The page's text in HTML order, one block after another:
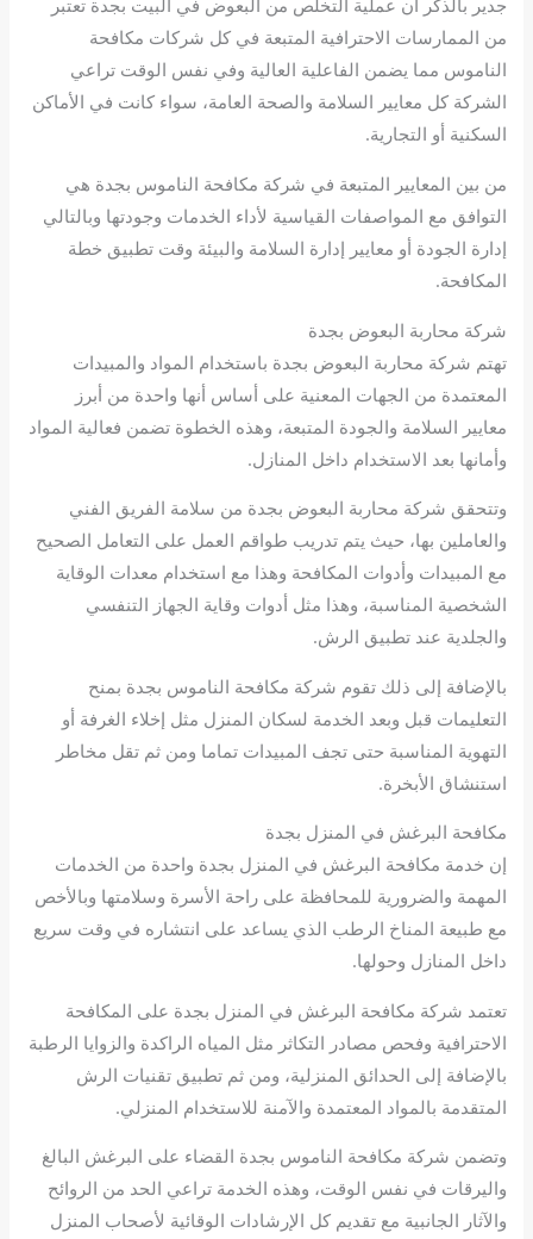
جدير بالذكر أن عملية التخلص من البعوض في البيت بجدة تعتبر
من الممارسات الاحترافية المتبعة في كل شركات مكافحة
الناموس مما يضمن الفاعلية العالية وفي نفس الوقت تراعي
الشركة كل معايير السلامة والصحة العامة، سواء كانت في الأماكن
السكنية أو التجارية.
من بين المعايير المتبعة في شركة مكافحة الناموس بجدة هي
التوافق مع المواصفات القياسية لأداء الخدمات وجودتها وبالتالي
إدارة الجودة أو معايير إدارة السلامة والبيئة وقت تطبيق خطة
المكافحة.
شركة محاربة البعوض بجدة
تهتم شركة محاربة البعوض بجدة باستخدام المواد والمبيدات
المعتمدة من الجهات المعنية على أساس أنها واحدة من أبرز
معايير السلامة والجودة المتبعة، وهذه الخطوة تضمن فعالية المواد
وأمانها بعد الاستخدام داخل المنازل.
وتتحقق شركة محاربة البعوض بجدة من سلامة الفريق الفني
والعاملين بها، حيث يتم تدريب طواقم العمل على التعامل الصحيح
مع المبيدات وأدوات المكافحة وهذا مع استخدام معدات الوقاية
الشخصية المناسبة، وهذا مثل أدوات وقاية الجهاز التنفسي
والجلدية عند تطبيق الرش.
بالإضافة إلى ذلك تقوم شركة مكافحة الناموس بجدة بمنح
التعليمات قبل وبعد الخدمة لسكان المنزل مثل إخلاء الغرفة أو
التهوية المناسبة حتى تجف المبيدات تماما ومن ثم تقل مخاطر
استنشاق الأبخرة.
مكافحة البرغش في المنزل بجدة
إن خدمة مكافحة البرغش في المنزل بجدة واحدة من الخدمات
المهمة والضرورية للمحافظة على راحة الأسرة وسلامتها وبالأخص
مع طبيعة المناخ الرطب الذي يساعد على انتشاره في وقت سريع
داخل المنازل وحولها.
تعتمد شركة مكافحة البرغش في المنزل بجدة على المكافحة
الاحترافية وفحص مصادر التكاثر مثل المياه الراكدة والزوايا الرطبة
بالإضافة إلى الحدائق المنزلية، ومن ثم تطبيق تقنيات الرش
المتقدمة بالمواد المعتمدة والآمنة للاستخدام المنزلي.
وتضمن شركة مكافحة الناموس بجدة القضاء على البرغش البالغ
واليرقات في نفس الوقت، وهذه الخدمة تراعي الحد من الروائح
والآثار الجانبية مع تقديم كل الإرشادات الوقائية لأصحاب المنزل